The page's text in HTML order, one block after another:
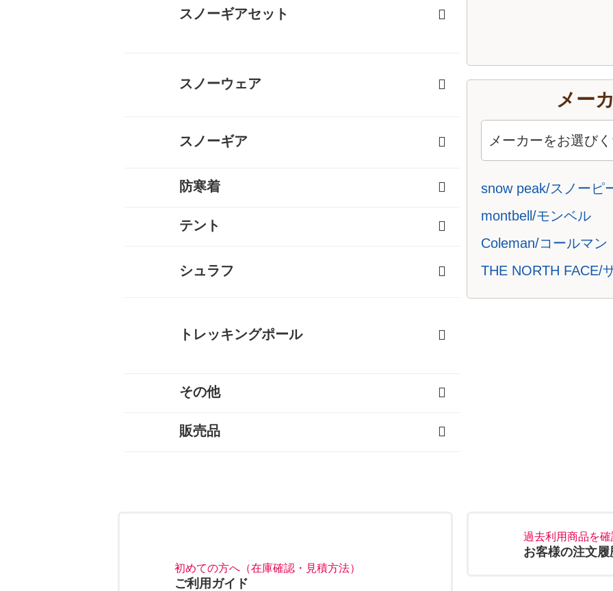
スノーギアセット
スノーウェア
レディーススノーウェア
レディーススノーボードウェア
メンズスノーウェア
メンズスノーボードウェア
キッズスノーウェア
キッズスノーボードウェア
スノーグローブ
キッズスノーグローブ
ゴーグル
防寒タイツスノーギア
スノーブーツ（雪山登山靴）
スノーシュー
ビーコン
バックカントリーザック
スノーフライ
アイゼン
ピッケル（アックス）
スノーウェア
ゴーグル
タイヤチェーン
エアボード
防寒着
インナーダウン
ダウンジャケット
ダウンパンツ
ダウンコート
フリース
キッズ用ダウン
テントシューズ
マフラーテント
キャンプテント
山岳テント
ツーリングテント
テントマット
スノーフライ
ツェルト
テントアイテム
シュラフ
トレッキングポール
３つ折りタイプ
レバーロックタイプ
ツイストロックタイプ
その他
キャリーカート
チェア（椅子）
スパッツ（ゲイター）
サポートタイツ
防寒タイツ
スカート
ヘルメット
ハーネス
クーラーボックス
天体望遠鏡
コンパス
ヒーター
トレッキンググローブ
サングラス
トレッキングパンツ
ハイドレーション
ソーラーチャージャー
カヤック
熊よけ・熊撃退
販売品
メー
snow peak/スノーピ
montbell/モンベル
Coleman/コールマン
THE NORTH FACE/
初めての方へ（在庫確認・見積方法）
ご利用ガイド
過去利用商品を
お客様の注文履